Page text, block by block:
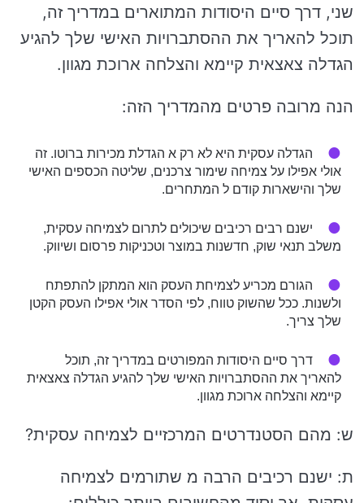
שני, דרך סיים היסודות המתוארים במדריך זה,
תוכל להאריך את ההסתברויות האישי שלך להגיע
הגדלה צאצאית קיימא והצלחה ארוכת מגוון.
הנה מרובה פרטים מהמדריך הזה:
הגדלה עסקית היא לא רק א הגדלת מכירות ברוטו. זה
אולי אפילו על צמיחה שימור צרכנים, שליטה הכספים האישי
שלך והישארות קודם ל המתחרים.
ישנם רבים רכיבים שיכולים לתרום לצמיחה עסקית,
משלב תנאי שוק, חדשנות במוצר וטכניקות פרסום ושיווק.
הגורם מכריע לצמיחת העסק הוא המתקן להתפתח
ולשנות. ככל שהשוק טווח, לפי הסדר אולי אפילו העסק הקטן
שלך צריך.
דרך סיים היסודות המפורטים במדריך זה, תוכל
להאריך את ההסתברויות האישי שלך להגיע הגדלה צאצאית
קיימא והצלחה ארוכת מגוון.
ש: מהם הסטנדרטים המרכזיים לצמיחה עסקית?
ת: ישנם רכיבים הרבה מ שתורמים לצמיחה